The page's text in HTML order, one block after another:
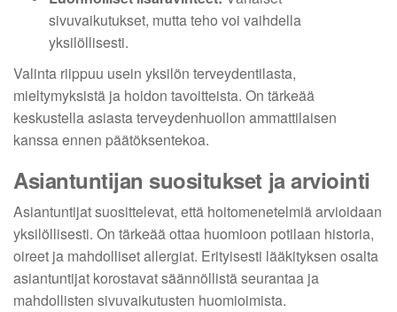
sivuvaikutukset, mutta teho voi vaihdella
yksilöllisesti.
Valinta riippuu usein yksilön terveydentilasta,
mieltymyksistä ja hoidon tavoitteista. On tärkeää
keskustella asiasta terveydenhuollon ammattilaisen
kanssa ennen päätöksentekoa.
Asiantuntijan suositukset ja arviointi
Asiantuntijat suosittelevat, että hoitomenetelmiä arvioidaan
yksilöllisesti. On tärkeää ottaa huomioon potilaan historia,
oireet ja mahdolliset allergiat. Erityisesti lääkityksen osalta
asiantuntijat korostavat säännöllistä seurantaa ja
mahdollisten sivuvaikutusten huomioimista.